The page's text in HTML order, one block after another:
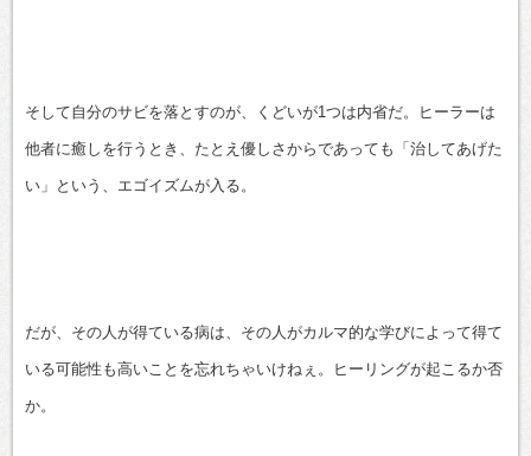
そして自分のサビを落とすのが、くどいが1つは内省だ。ヒーラーは
他者に癒しを行うとき、たとえ優しさからであっても「治してあげた
い」という、エゴイズムが入る。
だが、その人が得ている病は、その人がカルマ的な学びによって得て
いる可能性も高いことを忘れちゃいけねぇ。ヒーリングが起こるか否
か。